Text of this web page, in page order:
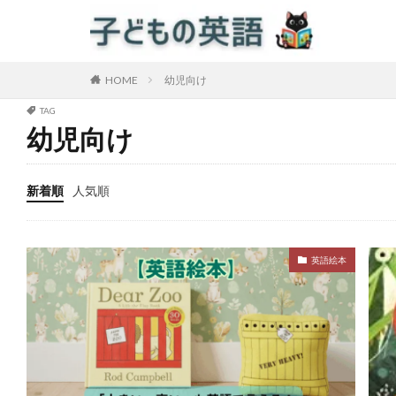
HOME 幼児向け
TAG
幼児向け
新着順 人気順
英語絵本